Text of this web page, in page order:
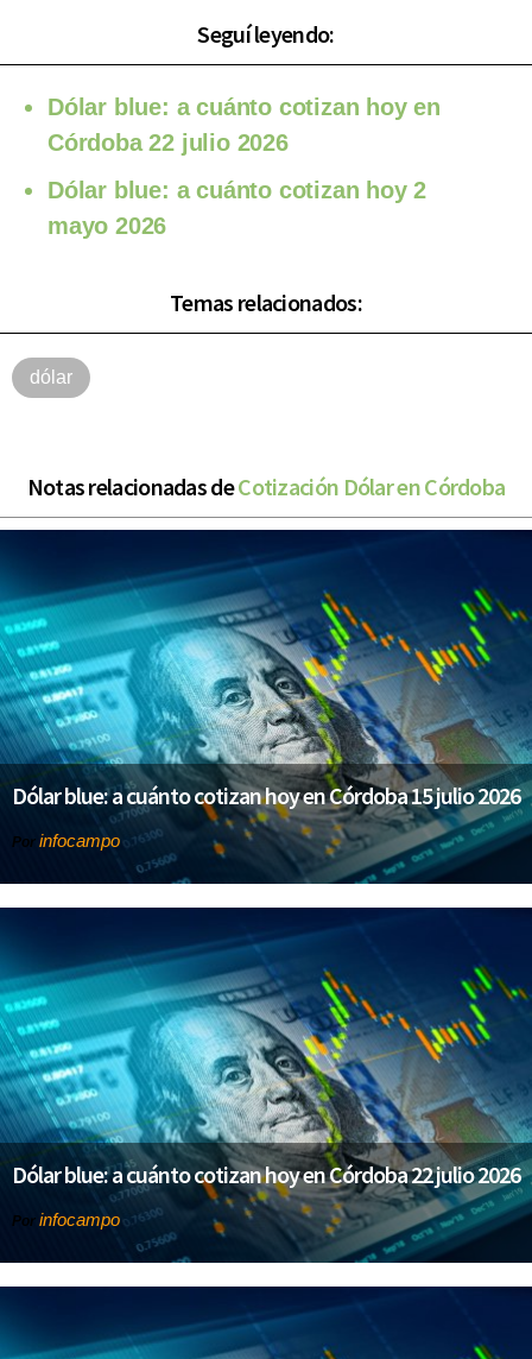
Seguí leyendo:
Dólar blue: a cuánto cotizan hoy en
Córdoba 22 julio 2026
Dólar blue: a cuánto cotizan hoy 2
mayo 2026
Temas relacionados:
dólar
Notas relacionadas deCotización Dólar en Córdoba
Dólar blue: a cuánto cotizan hoy en Córdoba 15 julio 2026
Por infocampo
Dólar blue: a cuánto cotizan hoy en Córdoba 22 julio 2026
Por infocampo